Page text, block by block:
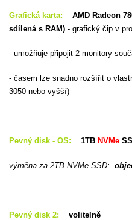
Grafická karta: AMD Radeon
sdílená s RAM) - grafický čip v
- umožňuje připojit 2 monitory
- časem lze snadno rozšířit o
3050 nebo vyšší)
Pevný disk - OS: 1TB NVMe
výměna za 2TB NVMe SSD:
Pevný disk 2: volitelně